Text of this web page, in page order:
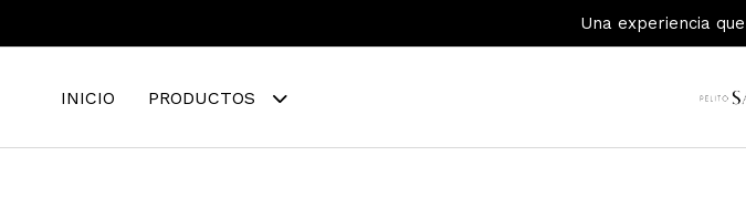
Una experiencia
INICIO PRODUCTOS